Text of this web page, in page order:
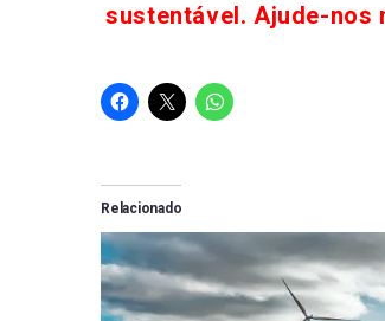
sustentável. Ajude-nos
Relacionado